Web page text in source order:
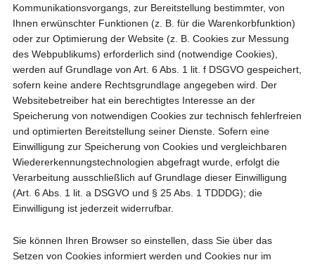
Kommunikationsvorgangs, zur Bereitstellung bestimmter, von
Ihnen erwünschter Funktionen (z. B. für die Warenkorbfunktion)
oder zur Optimierung der Website (z. B. Cookies zur Messung
des Webpublikums) erforderlich sind (notwendige Cookies),
werden auf Grundlage von Art. 6 Abs. 1 lit. f DSGVO gespeichert,
sofern keine andere Rechtsgrundlage angegeben wird. Der
Websitebetreiber hat ein berechtigtes Interesse an der
Speicherung von notwendigen Cookies zur technisch fehlerfreien
und optimierten Bereitstellung seiner Dienste. Sofern eine
Einwilligung zur Speicherung von Cookies und vergleichbaren
Wiedererkennungstechnologien abgefragt wurde, erfolgt die
Verarbeitung ausschließlich auf Grundlage dieser Einwilligung
(Art. 6 Abs. 1 lit. a DSGVO und § 25 Abs. 1 TDDDG); die
Einwilligung ist jederzeit widerrufbar.
Sie können Ihren Browser so einstellen, dass Sie über das
Setzen von Cookies informiert werden und Cookies nur im